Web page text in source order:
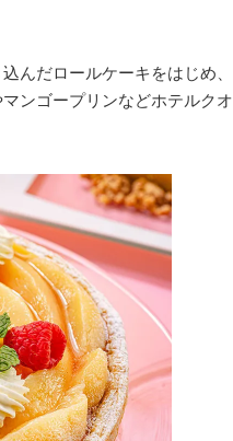
んだロールケーキをはじめ、
ンゴープリンなどホテルクオ